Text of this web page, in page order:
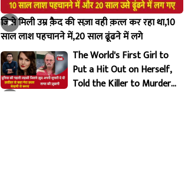
जिसे मिली उम्र क़ैद की सज़ा वही क़त्ल कर रहा था,10
साल लाश पहचानने में,20 साल ढूंढने में लगे
The World's First Girl to
Put a Hit Out on Herself,
Told the Killer to Murder